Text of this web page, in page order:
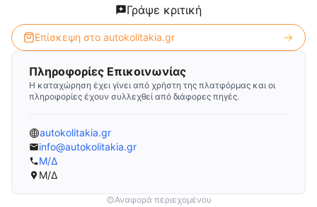
Γράψε κριτική
Επίσκεψη στο autokolitakia.gr
Πληροφορίες Επικοινωνίας
Η καταχώρηση έχει γίνει από χρήστη της πλατφόρμας και οι
πληροφορίες έχουν συλλεχθεί από διάφορες πηγές.
autokolitakia.gr
info@autokolitakia.gr
Μ/Δ
Μ/Δ
Αναφορά περιεχομένου